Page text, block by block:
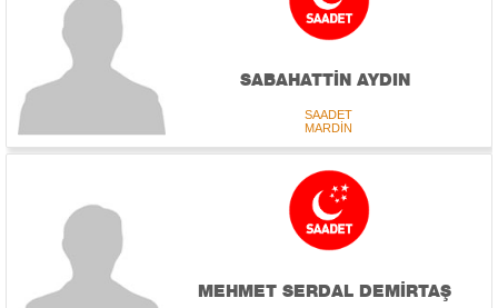
SABAHATTİN AYDIN
SAADET
MARDİN
MEHMET SERDAL DEMİRTAŞ